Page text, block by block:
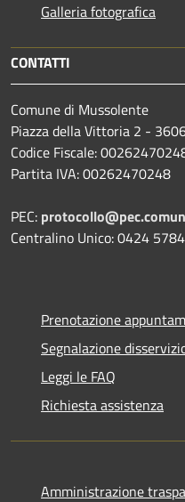
Galleria fotografica
CONTATTI
Comune di Mussolente
Piazza della Vittoria 2 -
Codice Fiscale:
Partita IVA: 00262470248
PEC:
Centralino Unico: 0424
Prenotazione
Segnalazione
Leggi le FAQ
Richiesta assistenza
Amministrazione